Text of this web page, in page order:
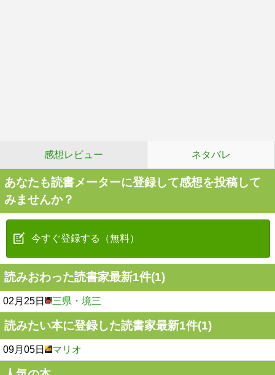
感想レビュー ネタバレ
あなたも読書メーターに登録して感想を投稿して
みませんか？
今すぐ登録する（無料）
読みおわった読書家最新1件(1)
02月25日 三県・境三
読みたい本に登録した読書家最新1件(1)
09月05日 マリオ